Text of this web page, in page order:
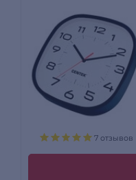
7 отзывов